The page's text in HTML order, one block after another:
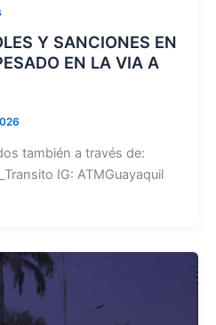
Y SANCIONES EN
EN LA VIA A
también a través de:
IG: ATMGuayaquil